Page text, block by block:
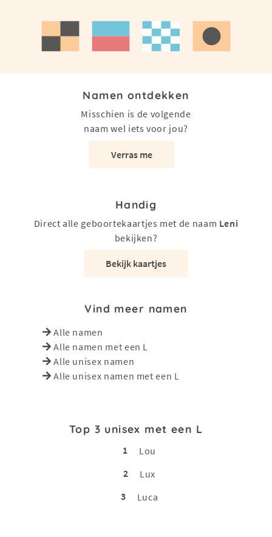
Namen ontdekken
Misschien is de volgende
naam wel iets voor jou?
Verras me
Handig
Direct alle geboortekaartjes met de naam Leni
bekijken?
Bekijk kaartjes
Vind meer namen
Alle namen
Alle namen met een L
Alle unisex namen
Alle unisex namen met een L
Top 3 unisex met een L
1
Lou
2
Lux
3
Luca